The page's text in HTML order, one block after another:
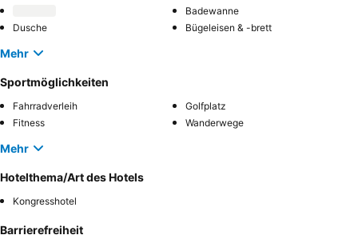
Badewanne
Dusche
Bügeleisen & -brett
Mehr
Sportmöglichkeiten
Fahrradverleih
Golfplatz
Fitness
Wanderwege
Mehr
Hotelthema/Art des Hotels
Kongresshotel
Barrierefreiheit